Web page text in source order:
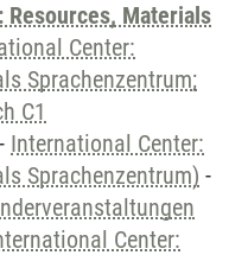
Materials
Center:
Sprachenzentrum;
C1
- International Center:
Sprachenzentrum) -
Center: